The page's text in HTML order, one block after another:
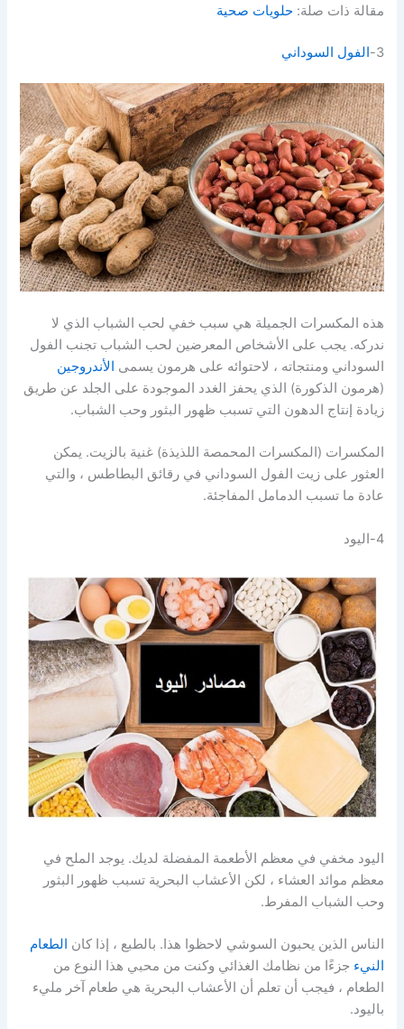
مقالة ذات صلة:حلويات صحية
3- الفول السوداني
هذه المكسرات الجميلة هي سبب خفي لحب الشباب الذي لا
ندركه. يجب على الأشخاص المعرضين لحب الشباب تجنب الفول
السوداني ومنتجاته ، لاحتوائه على هرمون يسمى الأندروجين
(هرمون الذكورة) الذي يحفز الغدد الموجودة على الجلد عن طريق
زيادة إنتاج الدهون التي تسبب ظهور البثور وحب الشباب.
المكسرات (المكسرات المحمصة اللذيذة) غنية بالزيت. يمكن
العثور على زيت الفول السوداني في رقائق البطاطس ، والتي
عادة ما تسبب الدمامل المفاجئة.
4-الیود
اليود مخفي في معظم الأطعمة المفضلة لديك. يوجد الملح في
معظم موائد العشاء ، لكن الأعشاب البحرية تسبب ظهور البثور
وحب الشباب المفرط.
الناس الذين يحبون السوشي لاحظوا هذا. بالطبع ، إذا كان الطعام
النيء جزءًا من نظامك الغذائي وكنت من محبي هذا النوع من
الطعام ، فيجب أن تعلم أن الأعشاب البحرية هي طعام آخر مليء
باليود.